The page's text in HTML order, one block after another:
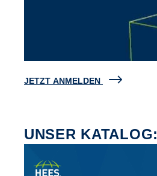
JETZT ANMELDEN
UNSER KATALOG: